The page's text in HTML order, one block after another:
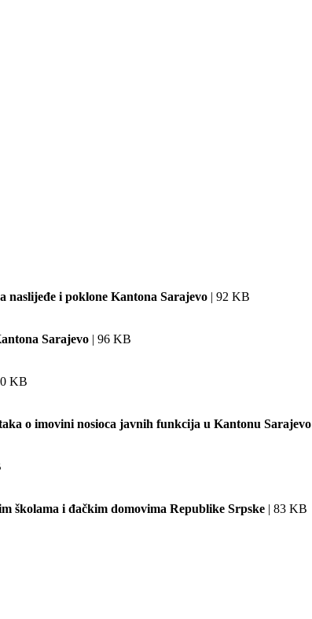
naslijeđe i poklone Kantona Sarajevo | 92 KB
Sarajevo | 96 KB
KB
o imovini nosioca javnih funkcija u Kantonu Sarajevo
školama i đačkim domovima Republike Srpske | 83 KB